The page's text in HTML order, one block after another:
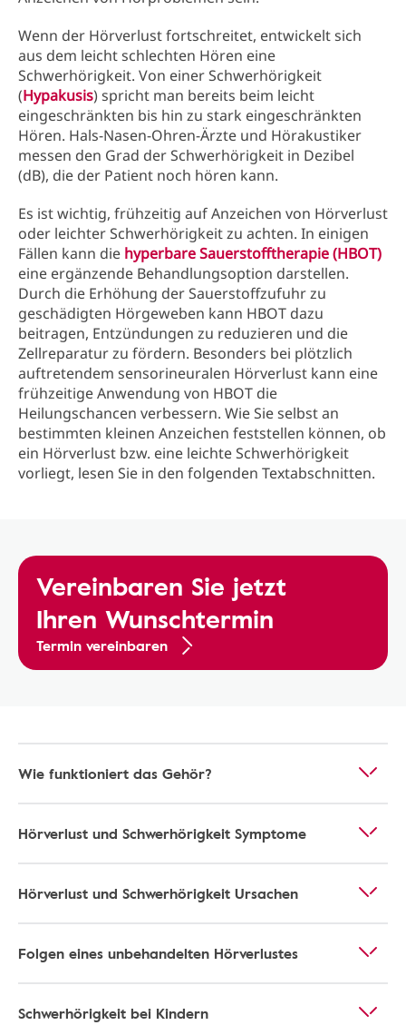
Wenn der Hörverlust fortschreitet, entwickelt sich
aus dem leicht schlechten Hören eine
Schwerhörigkeit. Von einer Schwerhörigkeit
(Hypakusis) spricht man bereits beim leicht
eingeschränkten bis hin zu stark eingeschränkten
Hören. Hals-Nasen-Ohren-Ärzte und Hörakustiker
messen den Grad der Schwerhörigkeit in Dezibel
(dB), die der Patient noch hören kann.
Es ist wichtig, frühzeitig auf Anzeichen von Hörverlust
oder leichter Schwerhörigkeit zu achten. In einigen
Fällen kann die hyperbare Sauerstofftherapie (HBOT)
eine ergänzende Behandlungsoption darstellen.
Durch die Erhöhung der Sauerstoffzufuhr zu
geschädigten Hörgeweben kann HBOT dazu
beitragen, Entzündungen zu reduzieren und die
Zellreparatur zu fördern. Besonders bei plötzlich
auftretendem sensorineuralen Hörverlust kann eine
frühzeitige Anwendung von HBOT die
Heilungschancen verbessern. Wie Sie selbst an
bestimmten kleinen Anzeichen feststellen können, ob
ein Hörverlust bzw. eine leichte Schwerhörigkeit
vorliegt, lesen Sie in den folgenden Textabschnitten.
Vereinbaren Sie jetzt
Ihren Wunschtermin
Termin vereinbaren
Wie funktioniert das Gehör?
Hörverlust und Schwerhörigkeit Symptome
Hörverlust und Schwerhörigkeit Ursachen
Folgen eines unbehandelten Hörverlustes
Schwerhörigkeit bei Kindern